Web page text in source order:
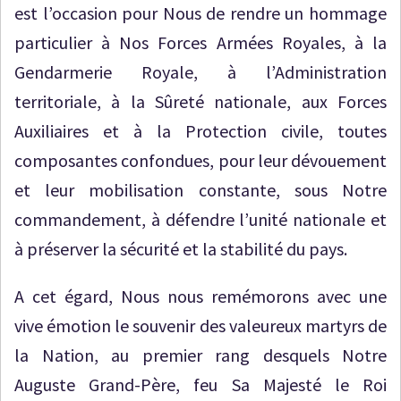
est l’occasion pour Nous de rendre un hommage
particulier à Nos Forces Armées Royales, à la
Gendarmerie Royale, à l’Administration
territoriale, à la Sûreté nationale, aux Forces
Auxiliaires et à la Protection civile, toutes
composantes confondues, pour leur dévouement
et leur mobilisation constante, sous Notre
commandement, à défendre l’unité nationale et
à préserver la sécurité et la stabilité du pays.
A cet égard, Nous nous remémorons avec une
vive émotion le souvenir des valeureux martyrs de
la Nation, au premier rang desquels Notre
Auguste Grand-Père, feu Sa Majesté le Roi